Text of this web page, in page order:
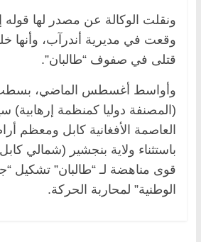
ونقلت الوكالة عن مصدر لها قوله
وقعت في مديرية أندرآب، وأنها
قتلى في صفوف “طالبان”.
وأواسط أغسطس الماضي، بسطت
(المصنفة دوليا كمنظمة إرهابية)
العاصمة الأفغانية كابل ومعظم
باستثناء ولاية بنجشير (شمالي
قوى مناهضة لـ “طالبان” تشكيل
الوطنية” لمحاربة الحركة.